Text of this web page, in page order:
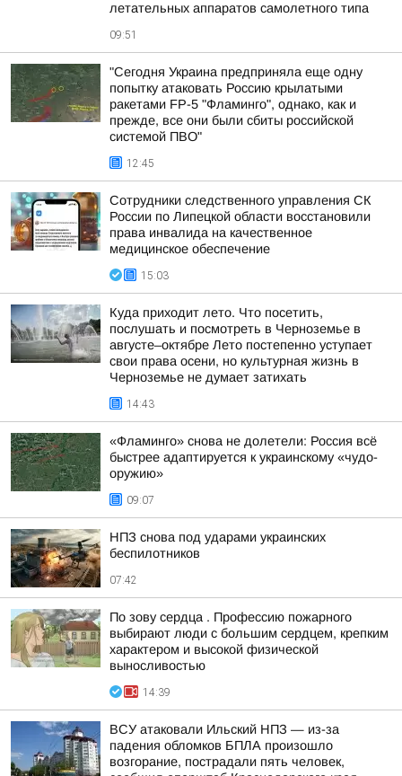
летательных аппаратов самолетного типа
09:51
"Сегодня Украина предприняла еще одну
попытку атаковать Россию крылатыми
ракетами FP-5 "Фламинго", однако, как и
прежде, все они были сбиты российской
системой ПВО"
12:45
Сотрудники следственного управления СК
России по Липецкой области восстановили
права инвалида на качественное
медицинское обеспечение
15:03
Куда приходит лето. Что посетить,
послушать и посмотреть в Черноземье в
августе–октябре Лето постепенно уступает
свои права осени, но культурная жизнь в
Черноземье не думает затихать
14:43
«Фламинго» снова не долетели: Россия всё
быстрее адаптируется к украинскому «чудо-
оружию»
09:07
НПЗ снова под ударами украинских
беспилотников
07:42
По зову сердца . Профессию пожарного
выбирают люди с большим сердцем, крепким
характером и высокой физической
выносливостью
14:39
ВСУ атаковали Ильский НПЗ — из-за
падения обломков БПЛА произошло
возгорание, пострадали пять человек,